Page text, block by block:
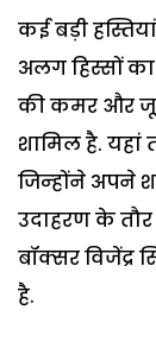
कई बड़ी
अलग हिस्‍सों
की कमर और
शामिल है. यहां
जिन्‍होंने अपने
उदाहरण के तौर
बॉक्‍सर विजेंद्र
है.